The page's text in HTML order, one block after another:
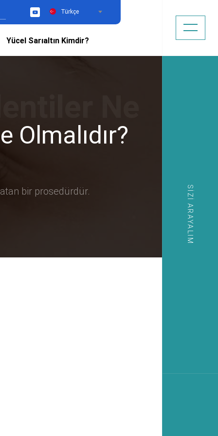
YouTubeTürkçe
Yücel Sarıaltın Kimdir?
SIZI ARAYALIM
Olmalıdır?
bir prosedürdür.